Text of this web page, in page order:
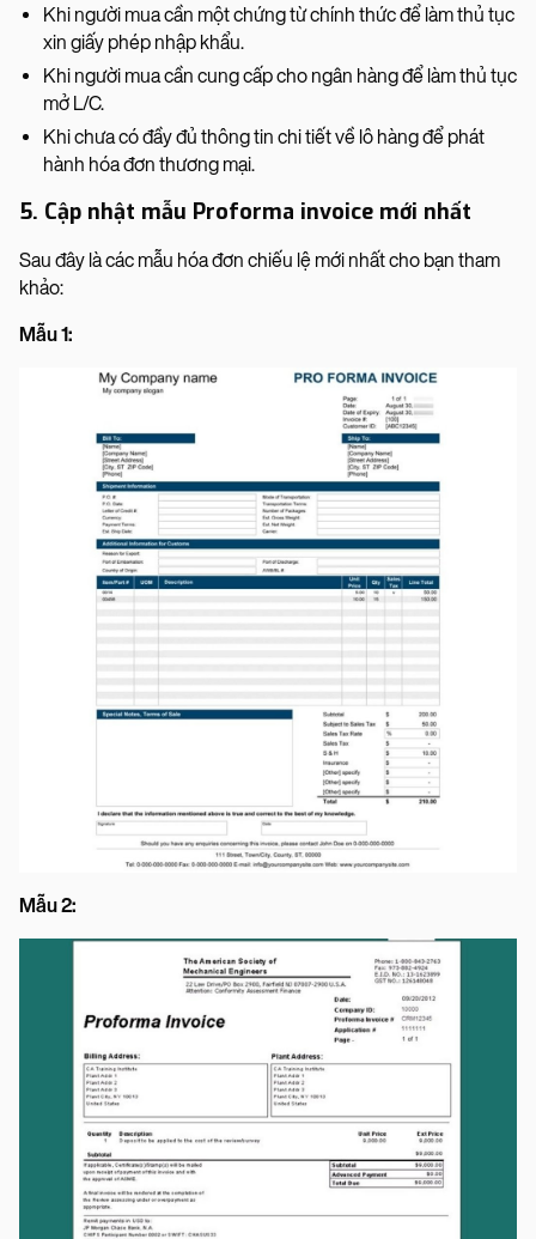
Khi người mua cần một chứng từ chính thức để làm thủ tục
xin giấy phép nhập khẩu.
Khi người mua cần cung cấp cho ngân hàng để làm thủ tục
mở L/C.
Khi chưa có đầy đủ thông tin chi tiết về lô hàng để phát
hành hóa đơn thương mại.
5. Cập nhật mẫu Proforma invoice mới nhất
Sau đây là các mẫu hóa đơn chiếu lệ mới nhất cho bạn tham
khảo:
Mẫu 1:
Mẫu 2: